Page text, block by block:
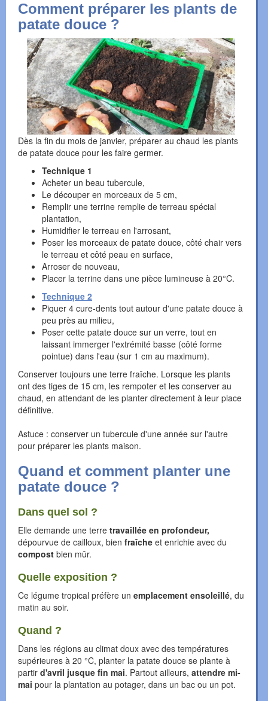
Comment préparer les plants de
patate douce ?
Dès la fin du mois de janvier, préparer au chaud les plants
de patate douce pour les faire germer.
Technique 1
Acheter un beau tubercule,
Le découper en morceaux de 5 cm,
Remplir une terrine remplie de terreau spécial
plantation,
Humidifier le terreau en l'arrosant,
Poser les morceaux de patate douce, côté chair vers
le terreau et côté peau en surface,
Arroser de nouveau,
Placer la terrine dans une pièce lumineuse à 20°C.
Technique 2
Piquer 4 cure-dents tout autour d'une patate douce à
peu près au milieu,
Poser cette patate douce sur un verre, tout en
laissant immerger l'extrémité basse (côté forme
pointue) dans l'eau (sur 1 cm au maximum).
Conserver toujours une terre fraîche. Lorsque les plants
ont des tiges de 15 cm, les rempoter et les conserver au
chaud, en attendant de les planter directement à leur place
définitive.
Astuce : conserver un tubercule d'une année sur l'autre
pour préparer les plants maison.
Quand et comment planter une
patate douce ?
Dans quel sol ?
Elle demande une terre travaillée en profondeur,
dépourvue de cailloux, bien fraîche et enrichie avec du
compost bien mûr.
Quelle exposition ?
Ce légume tropical préfère un emplacement ensoleillé, du
matin au soir.
Quand ?
Dans les régions au climat doux avec des températures
supérieures à 20 °C, planter la patate douce se plante à
partir d'avril jusque fin mai. Partout ailleurs, attendre mi-
mai pour la plantation au potager, dans un bac ou un pot.